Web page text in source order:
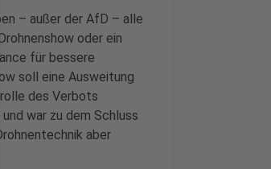
– außer der AfD – alle
oder ein
für bessere
soll eine Ausweitung
des Verbots
war zu dem Schluss
aber